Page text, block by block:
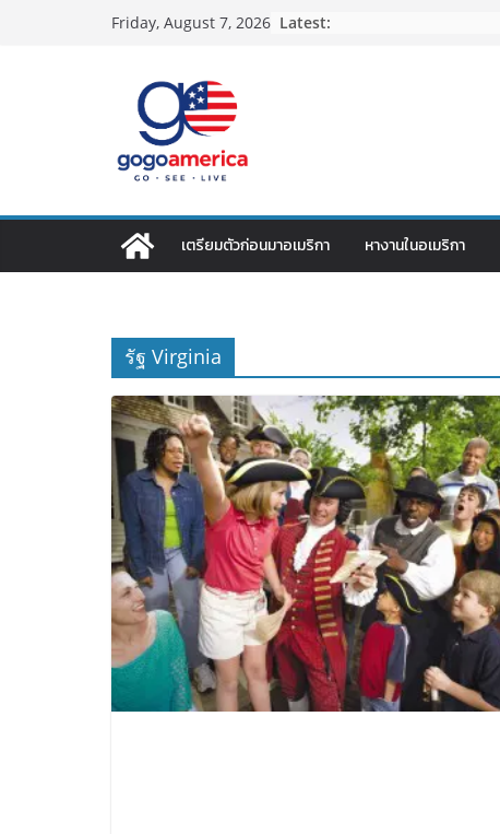
Friday, August 7, 2026 Latest:
เตรียมตัวก่อนมาอเมริกา หางานในอเมริกา
รัฐ Virginia